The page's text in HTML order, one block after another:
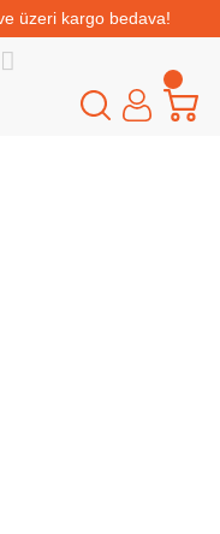
üzeri kargo bedava!